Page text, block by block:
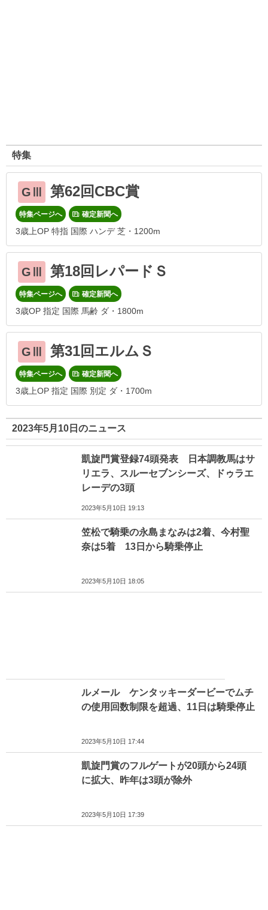
特集
GⅢ 第62回CBC賞
特集ページへ 確定新聞へ
3歳上OP 特指 国際 ハンデ 芝・1200m
GⅢ 第18回レパードＳ
特集ページへ 確定新聞へ
3歳OP 指定 国際 馬齢 ダ・1800m
GⅢ 第31回エルムＳ
特集ページへ 確定新聞へ
3歳上OP 指定 国際 別定 ダ・1700m
2023年5月10日のニュース
凱旋門賞登録74頭発表 日本調教馬はサ
リエラ、スルーセブンシーズ、ドゥラエ
レーデの3頭
2023年5月10日 19:13
笠松で騎乗の永島まなみは2着、今村聖
奈は5着 13日から騎乗停止
2023年5月10日 18:05
ルメール ケンタッキーダービーでムチ
の使用回数制限を超過、11日は騎乗停止
2023年5月10日 17:44
凱旋門賞のフルゲートが20頭から24頭
に拡大、昨年は3頭が除外
2023年5月10日 17:39